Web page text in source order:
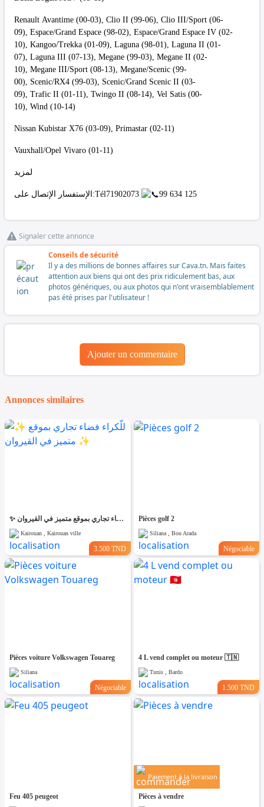
Renault Avantime (00-03), Clio II (99-06), Clio III/Sport (06-
09), Espace/Grand Espace (98-02), Espace/Grand Espace IV (02-
10), Kangoo/Trekka (01-09), Laguna (98-01), Laguna II (01-
07), Laguna III (07-13), Megane (99-03), Megane II (02-
10), Megane III/Sport (08-13), Megane/Scenic (99-
00), Scenic/RX4 (99-03), Scenic/Grand Scenic II (03-
09), Trafic II (01-11), Twingo II (08-14), Vel Satis (00-
10), Wind (10-14)
Nissan Kubistar X76 (03-09), Primastar (02-11)
Vauxhall/Opel Vivaro (01-11)
لمزيد
الإستفسار الإتصال على:Tél71902073 99 634 125
Signaler cette annonce
Conseils de sécurité
Il y a des millions de bonnes affaires sur Cava.tn. Mais faites
attention aux biens qui ont des prix ridiculement bas, aux
photos génériques, ou aux photos qui n'ont vraisemblablement
pas été prises par l'utilisateur !
Ajouter un commentaire
Annonces similaires
✨ للّكراء فضاء تجاري بموقع متميز في القيروان ✨
Kairouan , Kairouan ville
3.500 TND
Pièces golf 2
Siliana , Bou Arada
Négociable
Pièces voiture Volkswagen Touareg
Siliana
Négociable
4 L vend complet ou moteur 🇹🇳
Tunis , Bardo
1.500 TND
Feu 405 peugeot
Paiement à la livraison
Pièces à vendre